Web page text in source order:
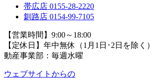
帯広店 0155-28-2220
釧路店 0154-99-7105
【営業時間】9:00～18:00
【定休日】年中無休（1月1日･2日を除く）
動産事業部：毎週水曜
ウェブサイトからの